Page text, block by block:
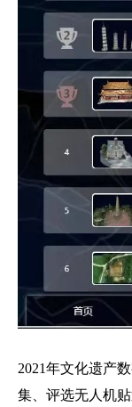
2021年文化遗产
集、评选无人机